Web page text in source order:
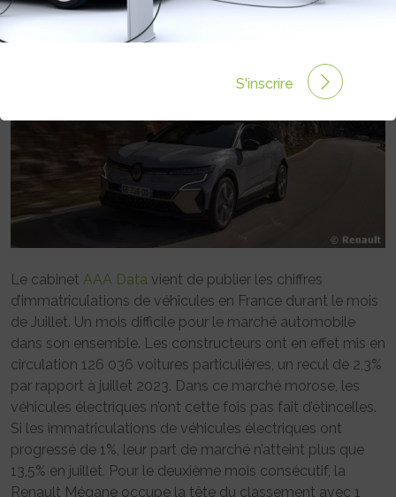
Le cabinet AAA Data vient de publier les chiffres
d’immatriculations de véhicules en France durant le mois
de Juillet. Un mois difficile pour le marché automobile
dans son ensemble. Les constructeurs ont en effet mis en
circulation 126 036 voitures particulières, un recul de 2,3%
par rapport à juillet 2023. Dans ce marché morose, les
véhicules électriques n’ont cette fois pas fait d’étincelles.
Si les immatriculations de véhicules électriques ont
progressé de 1%, leur part de marché n’atteint plus que
13,5% en juillet. Pour le deuxième mois consécutif, la
Renault Mégane occupe la tête du classement avec 1
S'inscrire